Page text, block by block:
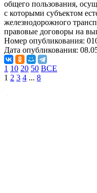
общего пользования,
с которыми субъектом
железнодорожного
правовые договоры на
Номер опубликования:
Дата опубликования:
1 10 20 50 ВСЕ
1 2 3 4 ... 8